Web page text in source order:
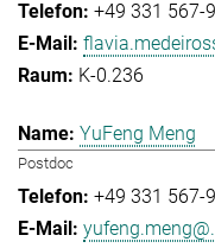
+49 331 567-
K-0.236
YuFeng Meng
Postdoc
+49 331 567-